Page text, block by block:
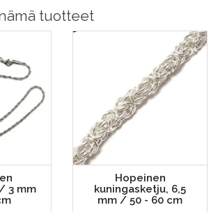
tuotteet
3 mm
Hopeinen
kuningasketju, 6,5
mm / 50 - 60 cm